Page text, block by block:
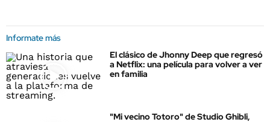
Informate más
El clásico de Jhonny Deep que regresó
a Netflix: una película para volver a ver
en familia
"Mi vecino Totoro" de Studio Ghibli,